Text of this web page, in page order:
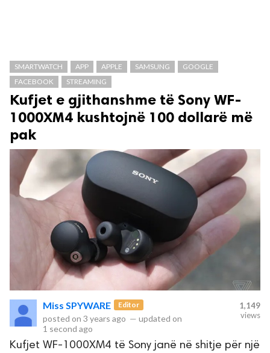
SMARTWATCH APP APPLE SAMSUNG
GOOGLE
FACEBOOK
STREAMING
Kufjet e gjithanshme të Sony WF-
1000XM4 kushtojnë 100 dollarë më
pak
Miss SPYWARE Editor
posted on 3 years ago — updated on
1 second ago
1,149
views
Kufjet WF-1000XM4 të Sony janë në shitje për një